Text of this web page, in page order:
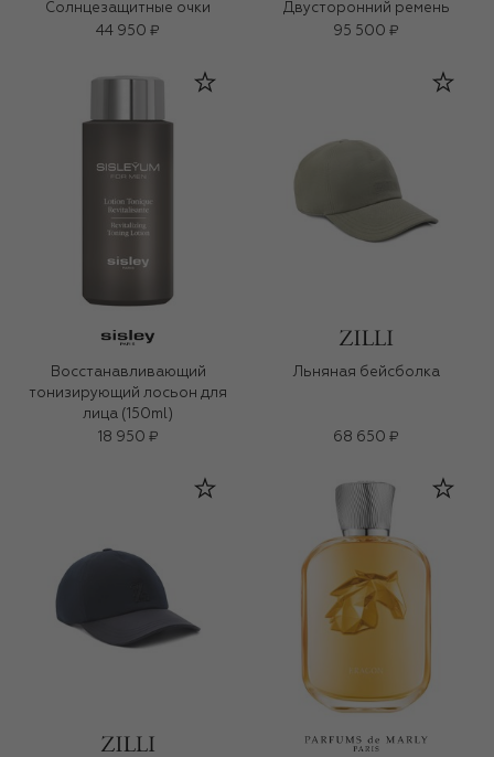
Солнцезащитные очки
44 950 ₽
Двусторонний ремень
95 500 ₽
Восстанавливающий
тонизирующий лосьон для
лица (150ml)
18 950 ₽
Льняная бейсболка
68 650 ₽